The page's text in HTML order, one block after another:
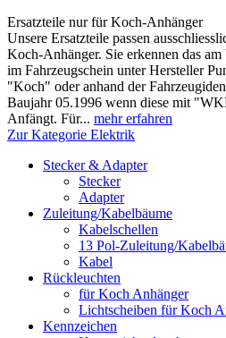
Ersatzteile nur für Koch-Anhänger
Unsere Ersatzteile passen
Koch-Anhänger. Sie erkennen das am
im Fahrzeugschein unter Hersteller
"Koch" oder anhand der
Baujahr 05.1996 wenn diese mit
Anfängt. Für... mehr erfahren
Zur Kategorie Elektrik
Stecker & Adapter
Stecker
Adapter
Zuleitung/Kabelbäume
Kabelschellen
13 Pol-Zuleitung/
Kabel
Rückleuchten
für Koch Anhänger
Lichtscheiben für Koch
Kennzeichen